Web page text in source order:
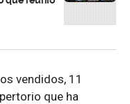
vendidos, 11
que ha